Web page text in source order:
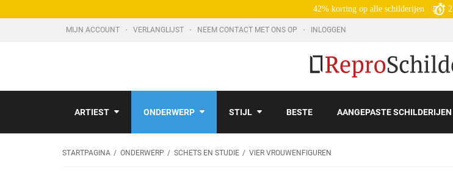
42% korting op alle schilderijen 2
MIJN ACCOUNT VERLANGLIJST NEEM CONTACT MET ONS OP INLOGGEN
ARTIEST ONDERWERP STIJL BESTE AANGEPASTE SCHILDERIJEN
STARTPAGINA ONDERWERP SCHETS EN STUDIE VIER VROUWENFIGUREN